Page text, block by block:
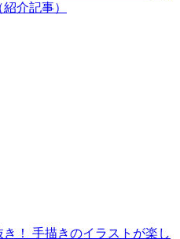
介記事）
！ 手描きのイラストが楽し